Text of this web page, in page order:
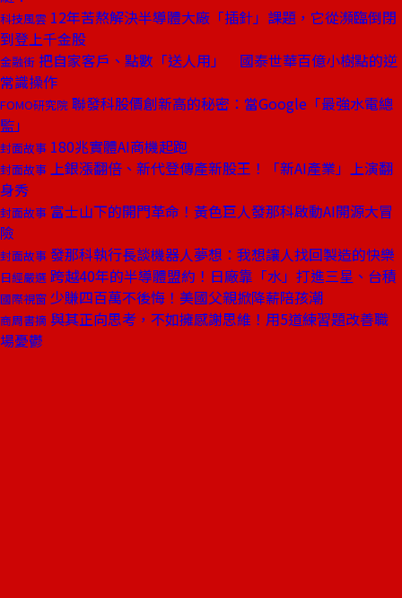
科技風雲 12年苦熬解決半導體大廠「插針」課題，它從瀕臨倒閉
到登上千金股
金融街 把自家客戶、點數「送人用」 國泰世華百億小樹點的逆
常識操作
FOMO研究院 聯發科股價創新高的秘密：當Google「最強水電總
監」
封面故事 180兆實體AI商機起跑
封面故事 上銀漲翻倍、新代登傳產新股王！「新AI產業」上演翻
身秀
封面故事 富士山下的開門革命！黃色巨人發那科啟動AI開源大冒
險
封面故事 發那科執行長談機器人夢想：我想讓人找回製造的快樂
日經嚴選 跨越40年的半導體盟約！日廠靠「水」打進三星、台積
國際視窗 少賺四百萬不後悔！美國父親掀降薪陪孩潮
商周書摘 與其正向思考，不如擁感謝思維！用5道練習題改善職
場憂鬱